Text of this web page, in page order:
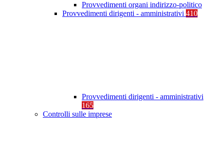
Provvedimenti organi indirizzo-politico
Provvedimenti dirigenti - amministrativi 410
Provvedimenti dirigenti - amministrativi
165
Controlli sulle imprese